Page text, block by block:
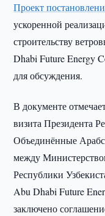
Проект
ускоренной
строительству
Dhabi Future Energy
для обсуждения.
В документе
визита Президента
Объединённые
между
Республики
Abu Dhabi Future
заключено